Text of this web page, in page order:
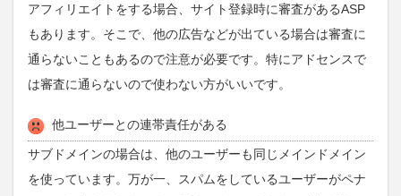
アフィリエイトをする場合、サイト登録時に審査があるASP
もあります。そこで、他の広告などが出ている場合は審査に
通らないこともあるので注意が必要です。特にアドセンスで
は審査に通らないので使わない方がいいです。
他ユーザーとの連帯責任がある
サブドメインの場合は、他のユーザーも同じメインドメイン
を使っています。万が一、スパムをしているユーザーがペナ